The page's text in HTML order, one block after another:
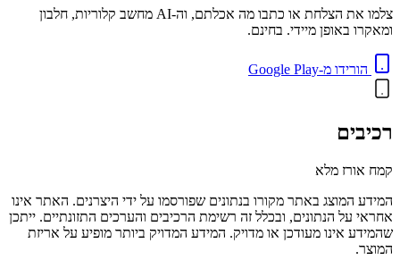
צלמו את הצלחת או כתבו מה אכלתם, וה-AI מחשב קלוריות, חלבון
ומאקרו באופן מיידי. בחינם.
הורידו מ-Google Play
רכיבים
קמח אורז מלא
המידע המוצג באתר מקורו בנתונים שפורסמו על ידי היצרנים. האתר אינו
אחראי על הנתונים, ובכלל זה רשימת הרכיבים והערכים התזונתיים. ייתכן
שהמידע אינו מעודכן או מדויק. המידע המדויק ביותר מופיע על אריזת
המוצר.